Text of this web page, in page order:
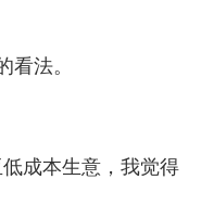
法。
成本生意，我觉得